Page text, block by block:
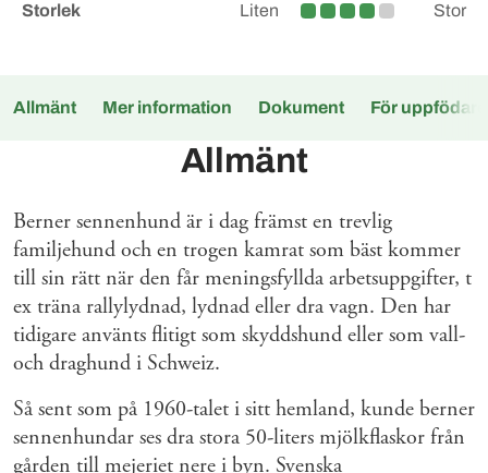
Storlek Liten
Medelstor
Stor
Allmänt Mer information Dokument För uppfödare
Allmänt
Berner sennenhund är i dag främst en trevlig
familjehund och en trogen kamrat som bäst kommer
till sin rätt när den får meningsfyllda arbetsuppgifter, t
ex träna rallylydnad, lydnad eller dra vagn. Den har
tidigare använts flitigt som skyddshund eller som vall-
och draghund i Schweiz.
Så sent som på 1960-talet i sitt hemland, kunde berner
sennenhundar ses dra stora 50-liters mjölkflaskor från
gården till mejeriet nere i byn. Svenska